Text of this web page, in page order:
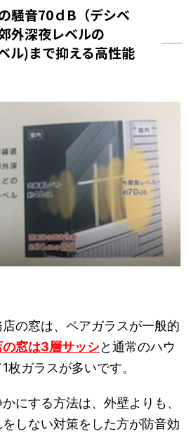
騒音70ｄB（デシベ
外深夜レベルの
ル)まで抑える高性能
の窓は、ペアガラスが一般的
窓は3層サッシと通常のハウ
枚ガラスが多いです。
にする方法は、外壁よりも、
しない対策をした方が防音効